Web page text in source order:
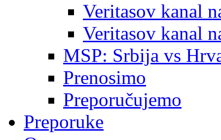
Veritasov kanal
Veritasov kanal
MSP: Srbija vs
Prenosimo
Preporučujemo
Preporuke